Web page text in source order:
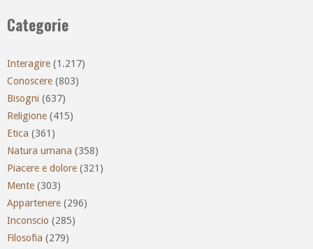
Categorie
Interagire (1.217)
Conoscere (803)
Bisogni (637)
Religione (415)
Etica (361)
Natura umana (358)
Piacere e dolore (321)
Mente (303)
Appartenere (296)
Inconscio (285)
Filosofia (279)